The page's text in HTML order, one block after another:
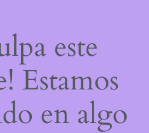
este
Estamos
en algo